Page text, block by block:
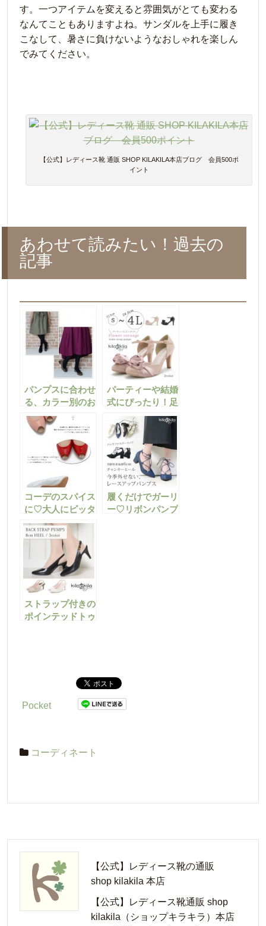
す。一つアイテムを変えると雰囲気がとても変わる
なんてこともありますよね。サンダルを上手に履き
こなして、暑さに負けないようなおしゃれを楽しん
でみてください。
【公式】レディース靴 通販 SHOP KILAKILA本店ブログ 会員500ポ
イント
あわせて読みたい！過去の
記事
パンプスに合わせ
る、カラー別のお
すすめタイツコー
ディネート
パーティーや結婚
式にぴったり！足
元に華を添えるお
すすめパンプスま
とめ
コーデのスパイス
に♡大人にピッタ
リのパイソン柄パ
ンプスを使ったコ
ーデまとめ
履くだけでガーリ
ー♡リボンパンプ
ストラップ付きの
ポインテッドトゥ
Pocket
コーディネート
【公式】レディース靴の通販
shop kilakila 本店
【公式】レディース靴通販 shop
kilakila（ショップキラキラ）本店